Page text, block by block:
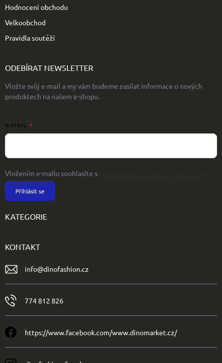
Hodnocení obchodu
Velkoobchod
Pravidla soutěží
ODEBÍRAT NEWSLETTER
Vložte svůj e-mail a my vám budeme zasílat informace o nových
produktech na našem e-shopu.
E-MAIL
Vložením e-mailu souhlasíte s
Přihlásit se
KATEGORIE
KONTAKT
info@dinofashion.cz
774 812 826
https://www.facebook.com/www.dinomarket.cz/